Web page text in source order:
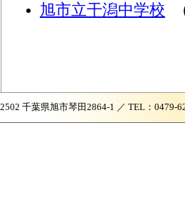
旭市立干潟中学校
千葉県旭市琴田2864-1 ／ TEL：0479-